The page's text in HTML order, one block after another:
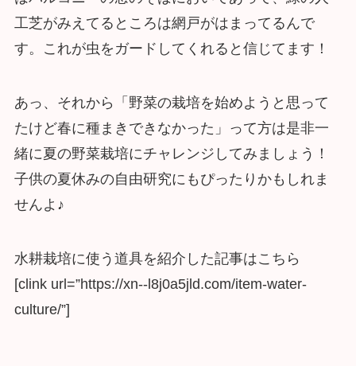
工芝がみえてるところは網戸がはまってるんで
す。これが虫をガードしてくれると信じてます！
あっ、それから「野菜の栽培を始めようと思って
たけど春に種まきできなかった」って方は是非一
緒に夏の野菜栽培にチャレンジしてみましょう！
子供の夏休みの自由研究にもぴったりかもしれま
せんよ♪
水耕栽培に使う道具を紹介した記事はこちら
[clink url=”https://xn--l8j0a5jld.com/item-water-
culture/”]